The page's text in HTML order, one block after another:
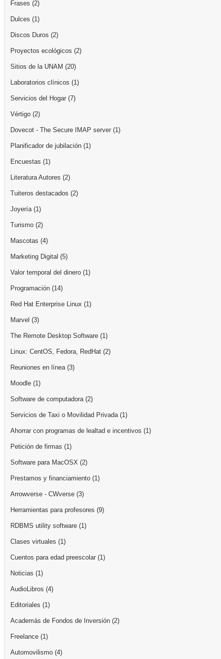
Frases (2)
Dulces (1)
Discos Duros (2)
Proyectos ecológicos (2)
Sitios de la UNAM (20)
Laboratorios clínicos (1)
Servicios del Hogar (7)
Vértigo (2)
Dovecot - The Secure IMAP server (1)
Planificador de jubilación (1)
Encuestas (1)
Literatura Autores (2)
Tuiteros destacados (2)
Joyería(1)
Turismo (2)
Mascotas (4)
Marketing Digital (5)
Valor temporal del dinero (1)
Programación (14)
Red Hat Enterprise Linux (1)
Marvel (3)
The Remote Desktop Software (1)
Linux: CentOS, Fedora, RedHat (2)
Reuniones en línea(3)
Moodle (1)
Software de computadora(2)
Servicios de Taxi o Movilidad Privada(1)
Ahorrar con programas de lealtad e incentivos (1)
Petición de firmas (1)
Software para MacOSX (2)
Prestamos y financiamiento (1)
Arrowverse - CWverse (3)
Herramientas para profesores (9)
RDBMS utility software (1)
Clases virtuales (1)
Cuentos para edad preescolar (1)
Noticias (1)
AudioLibros (4)
Editoriales (1)
Academás de Fondos de Inversión (2)
Freelance (1)
Automovilismo (4)